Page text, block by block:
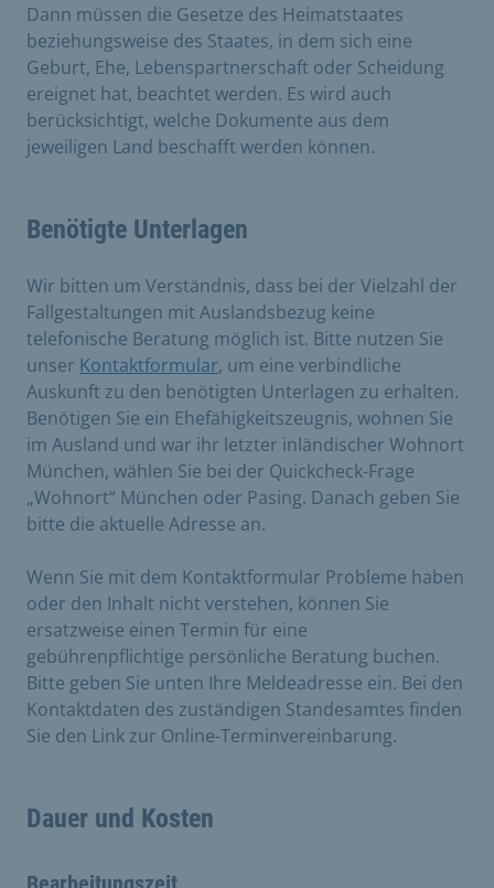
Dann müssen die Gesetze des Heimatstaates
beziehungsweise des Staates, in dem sich eine
Geburt, Ehe, Lebenspartnerschaft oder Scheidung
ereignet hat, beachtet werden. Es wird auch
berücksichtigt, welche Dokumente aus dem
jeweiligen Land beschafft werden können.
Benötigte Unterlagen
Wir bitten um Verständnis, dass bei der Vielzahl der
Fallgestaltungen mit Auslandsbezug keine
telefonische Beratung möglich ist. Bitte nutzen Sie
unser Kontaktformular, um eine verbindliche
Auskunft zu den benötigten Unterlagen zu erhalten.
Benötigen Sie ein Ehefähigkeitszeugnis, wohnen Sie
im Ausland und war ihr letzter inländischer Wohnort
München, wählen Sie bei der Quickcheck-Frage
„Wohnort“ München oder Pasing. Danach geben Sie
bitte die aktuelle Adresse an.
Wenn Sie mit dem Kontaktformular Probleme haben
oder den Inhalt nicht verstehen, können Sie
ersatzweise einen Termin für eine
gebührenpflichtige persönliche Beratung buchen.
Bitte geben Sie unten Ihre Meldeadresse ein. Bei den
Kontaktdaten des zuständigen Standesamtes finden
Sie den Link zur Online-Terminvereinbarung.
Dauer und Kosten